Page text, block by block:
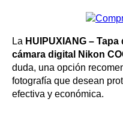
La HUIPUXIANG –
cámara digital Nikon
duda, una opción
fotografía que desean
efectiva y económica.